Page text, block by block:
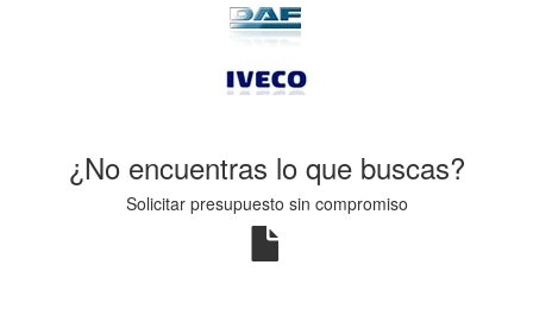
¿No encuentras lo que buscas?
Solicitar presupuesto sin compromiso